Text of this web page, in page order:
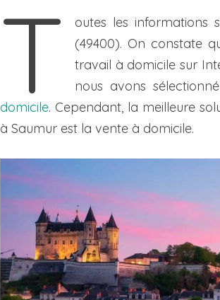
T
outes les informations
(49400). On constate
travail à domicile sur
nous avons
domicile. Cependant, la meilleure
à Saumur est la vente à domicile.